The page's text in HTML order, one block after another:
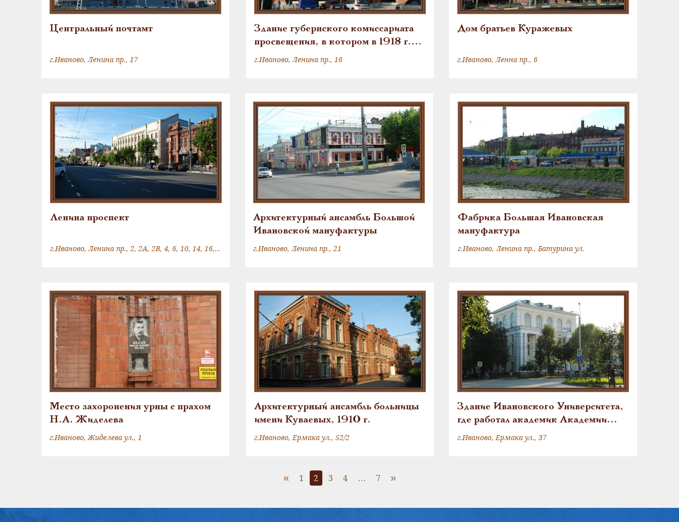
Центральный почтамт
г.Иваново, Ленина пр., 17
Здание губернского комиссариата
просвещения, в котором в 1918 г.
работал писатель-революционер
г.Иваново, Ленина пр., 16
Дом братьев Куражевых
г.Иваново, Ленна пр., 6
Ленина проспект
г.Иваново, Ленина пр., 2, 2А, 2В, 4, 6, 10, 14, 16, 18, 20, 22, 26, 30, 36, 38, 40, 1/2, 5, 7, 11, 15-17
Архитектурный ансамбль Большой
Ивановской мануфактуры
г.Иваново, Ленина пр., 21
Фабрика Большая Ивановская
мануфактура
г.Иваново, Ленина пр., Батурина ул.
Место захоронения урны с прахом
Н.А. Жиделева
г.Иваново, Жиделева ул., 1
Архитектурный ансамбль больницы
имени Куваевых, 1910 г.
г.Иваново, Ермака ул., 52/2
Здание Ивановского Университета,
где работал академик Академии
наук СССР А.И. Мальцев
г.Иваново, Ермака ул., 37
« 1 2 3 4 … 7 »